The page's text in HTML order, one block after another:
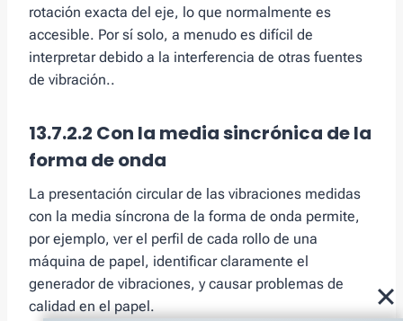
rotación exacta del eje, lo que normalmente es
accesible. Por sí solo, a menudo es difícil de
interpretar debido a la interferencia de otras fuentes
de vibración..
13.7.2.2 Con la media sincrónica de la
forma de onda
La presentación circular de las vibraciones medidas
con la media síncrona de la forma de onda permite,
por ejemplo, ver el perfil de cada rollo de una
máquina de papel, identificar claramente el
generador de vibraciones, y causar problemas de
calidad en el papel.